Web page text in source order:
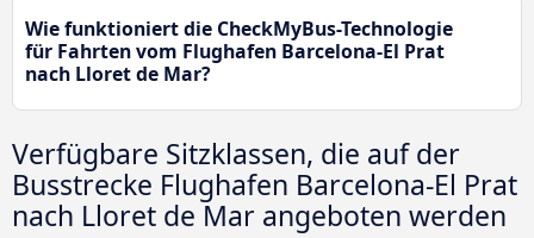
Wie funktioniert die CheckMyBus-Technologie
für Fahrten vom Flughafen Barcelona-El Prat
nach Lloret de Mar?
Verfügbare Sitzklassen, die auf der
Busstrecke Flughafen Barcelona-El Prat
nach Lloret de Mar angeboten werden